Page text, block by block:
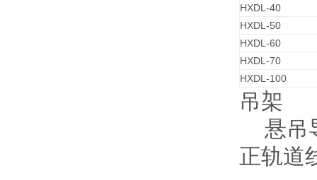
HXDL-40
HXDL-50
HXDL-60
HXDL-70
HXDL-100
吊架
悬吊
正轨道